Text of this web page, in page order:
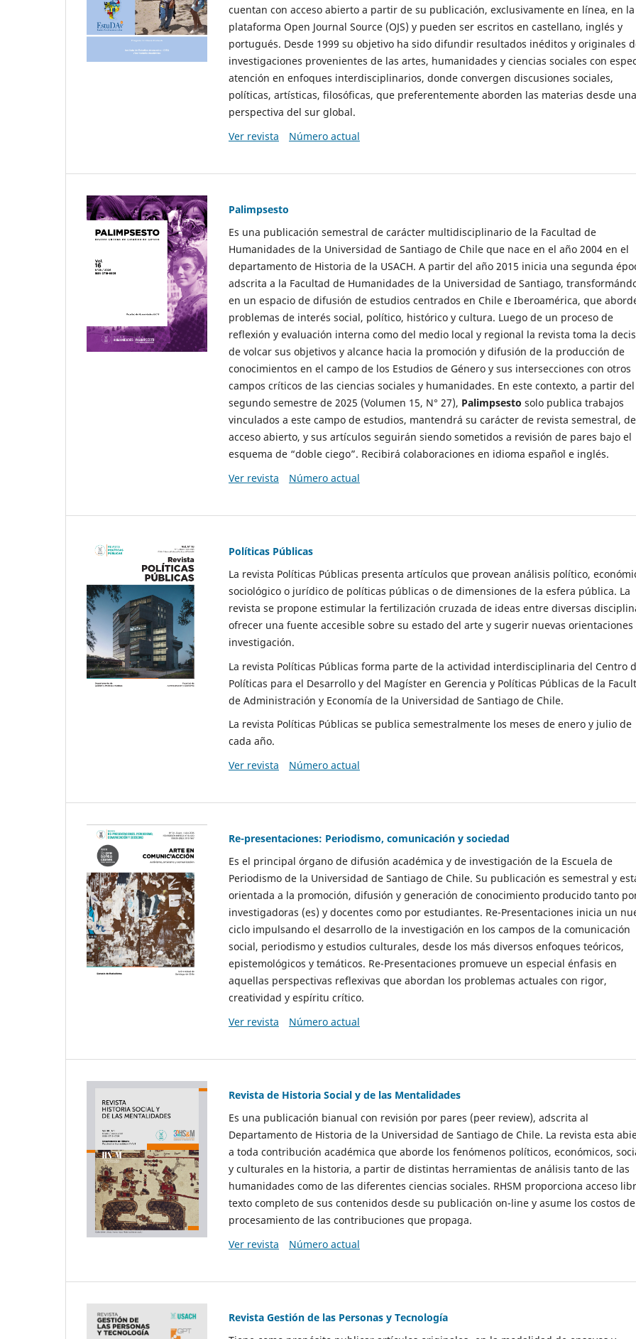
cuentan con acceso abierto a partir de su publicación, exclusivamente en línea, en la
plataforma Open Journal Source (OJS) y pueden ser escritos en castellano, inglés y
portugués. Desde 1999 su objetivo ha sido difundir resultados inéditos y originales
investigaciones provenientes de las artes, humanidades y ciencias sociales con
atención en enfoques interdisciplinarios, donde convergen discusiones sociales,
políticas, artísticas, filosóficas, que preferentemente aborden las materias desde una
perspectiva del sur global.
Ver revista
Número actual
Palimpsesto
Es una publicación semestral de carácter multidisciplinario de la Facultad de
Humanidades de la Universidad de Santiago de Chile que nace en el año 2004 en el
departamento de Historia de la USACH. A partir del año 2015 inicia una segunda
adscrita a la Facultad de Humanidades de la Universidad de Santiago,
en un espacio de difusión de estudios centrados en Chile e Iberoamérica, que
problemas de interés social, político, histórico y cultura. Luego de un proceso de
reflexión y evaluación interna como del medio local y regional la revista toma la
de volcar sus objetivos y alcance hacia la promoción y difusión de la producción de
conocimientos en el campo de los Estudios de Género y sus intersecciones con otros
campos críticos de las ciencias sociales y humanidades. En este contexto, a partir del
segundo semestre de 2025 (Volumen 15, N° 27), Palimpsesto solo publica trabajos
vinculados a este campo de estudios, mantendrá su carácter de revista semestral, de
acceso abierto, y sus artículos seguirán siendo sometidos a revisión de pares bajo el
esquema de “doble ciego”. Recibirá colaboraciones en idioma español e inglés.
Ver revista
Número actual
Políticas Públicas
La revista Políticas Públicas presenta artículos que provean análisis político,
sociológico o jurídico de políticas públicas o de dimensiones de la esfera pública. La
revista se propone estimular la fertilización cruzada de ideas entre diversas
ofrecer una fuente accesible sobre su estado del arte y sugerir nuevas orientaciones
investigación.
La revista Políticas Públicas forma parte de la actividad interdisciplinaria del Centro
Políticas para el Desarrollo y del Magíster en Gerencia y Políticas Públicas de la
de Administración y Economía de la Universidad de Santiago de Chile.
La revista Políticas Públicas se publica semestralmente los meses de enero y julio de
cada año.
Ver revista
Número actual
Re-presentaciones: Periodismo, comunicación y sociedad
Es el principal órgano de difusión académica y de investigación de la Escuela de
Periodismo de la Universidad de Santiago de Chile. Su publicación es semestral y
orientada a la promoción, difusión y generación de conocimiento producido tanto
investigadoras (es) y docentes como por estudiantes. Re-Presentaciones inicia un
ciclo impulsando el desarrollo de la investigación en los campos de la comunicación
social, periodismo y estudios culturales, desde los más diversos enfoques teóricos,
epistemológicos y temáticos. Re-Presentaciones promueve un especial énfasis en
aquellas perspectivas reflexivas que abordan los problemas actuales con rigor,
creatividad y espíritu crítico.
Ver revista
Número actual
Revista de Historia Social y de las Mentalidades
Es una publicación bianual con revisión por pares (peer review), adscrita al
Departamento de Historia de la Universidad de Santiago de Chile. La revista esta
a toda contribución académica que aborde los fenómenos políticos, económicos,
y culturales en la historia, a partir de distintas herramientas de análisis tanto de las
humanidades como de las diferentes ciencias sociales. RHSM proporciona acceso
texto completo de sus contenidos desde su publicación on-line y asume los costos de
procesamiento de las contribuciones que propaga.
Ver revista
Número actual
Revista Gestión de las Personas y Tecnología